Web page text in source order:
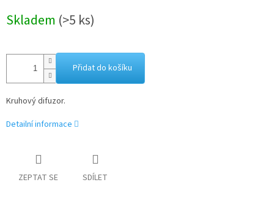
cena:
Skladem (>5 ks)
Přidat do košíku
Kruhový difuzor.
Detailní informace
ZEPTAT SE SDÍLET